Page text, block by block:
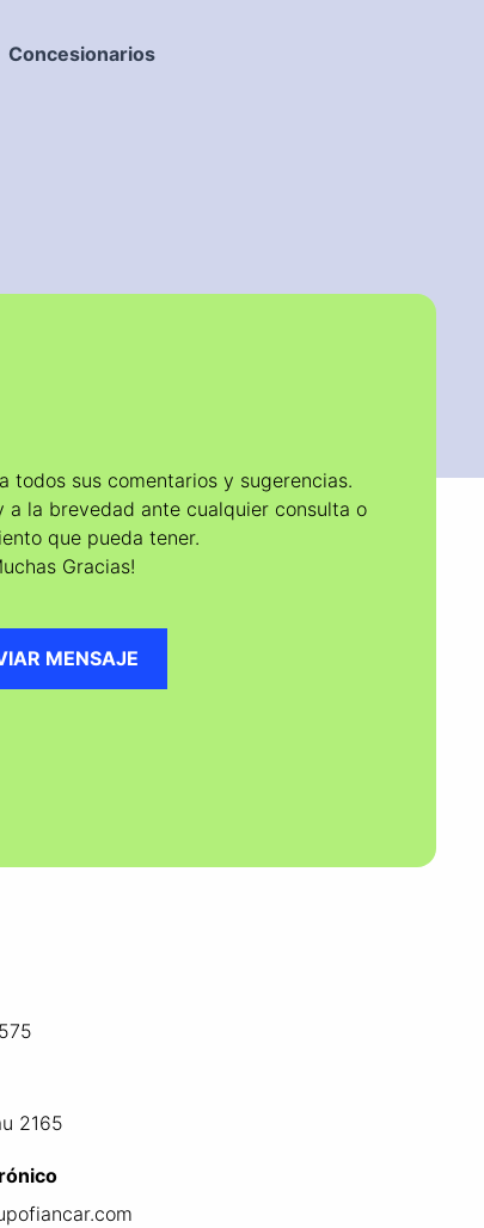
Concesionarios
todos sus comentarios y sugerencias.
a la brevedad ante cualquier consulta o
que pueda tener.
Gracias!
MENSAJE
2165